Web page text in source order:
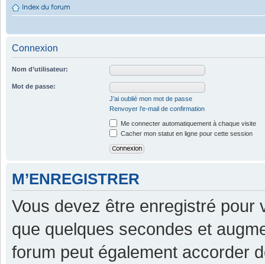
Index du forum
Connexion
Nom d’utilisateur:
Mot de passe:
J’ai oublié mon mot de passe
Renvoyer l’e-mail de confirmation
Me connecter automatiquement à chaque visite
Cacher mon statut en ligne pour cette session
M’ENREGISTRER
Vous devez être enregistré pour
que quelques secondes et
forum peut également accorder